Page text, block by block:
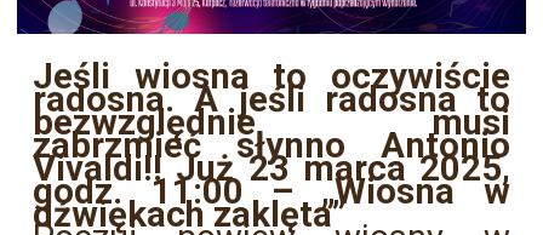
Jeśli wiosna to oczywiście
radosna. A jeśli radosna to
bezwzględnie musi
zabrzmieć słynno Antonio
Vivaldi!! Już 23 marca 2025,
godz. 11:00 – „Wiosna w
dźwiękach zaklęta”